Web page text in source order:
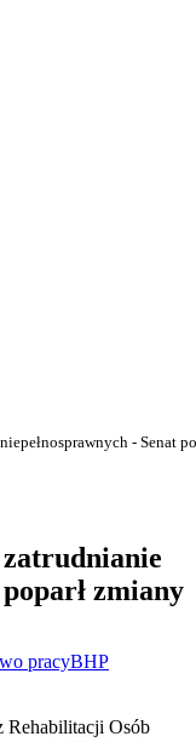
- Senat
zmiany
pracyBHP
Rehabilitacji Osób